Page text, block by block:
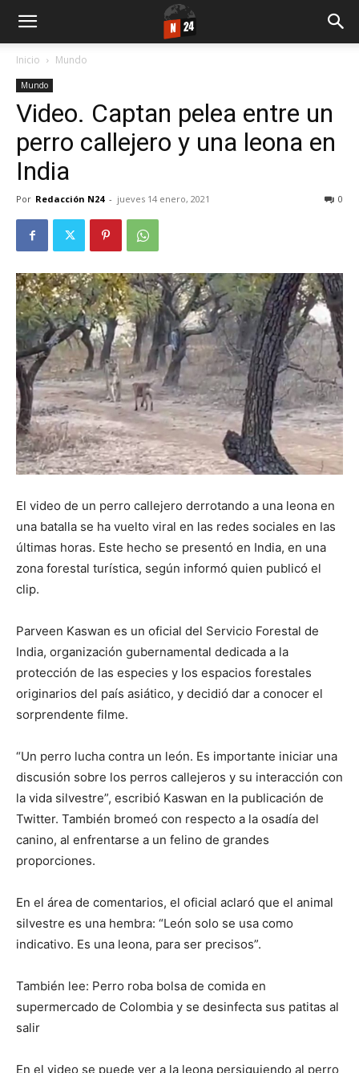
Inicio Mundo
Mundo
Video. Captan pelea entre un
perro callejero y una leona en
India
Por Redacción N24 - jueves 14 enero, 2021 0
El video de un perro callejero derrotando a una leona en
una batalla se ha vuelto viral en las redes sociales en las
últimas horas. Este hecho se presentó en India, en una
zona forestal turística, según informó quien publicó el
clip.
Parveen Kaswan es un oficial del Servicio Forestal de
India, organización gubernamental dedicada a la
protección de las especies y los espacios forestales
originarios del país asiático, y decidió dar a conocer el
sorprendente filme.
“Un perro lucha contra un león. Es importante iniciar una
discusión sobre los perros callejeros y su interacción con
la vida silvestre”, escribió Kaswan en la publicación de
Twitter. También bromeó con respecto a la osadía del
canino, al enfrentarse a un felino de grandes
proporciones.
En el área de comentarios, el oficial aclaró que el animal
silvestre es una hembra: “León solo se usa como
indicativo. Es una leona, para ser precisos”.
También lee: Perro roba bolsa de comida en
supermercado de Colombia y se desinfecta sus patitas al
salir
En el video se puede ver a la leona persiguiendo al perro